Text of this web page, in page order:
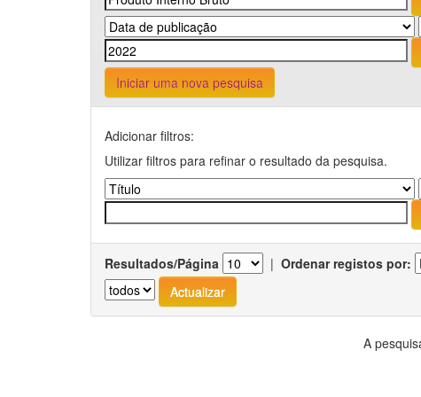
Iniciar uma nova pesquisa
Adicionar filtros:
Utilizar filtros para refinar o resultado da pesquisa.
Resultados/Página | Ordenar registos por:
A